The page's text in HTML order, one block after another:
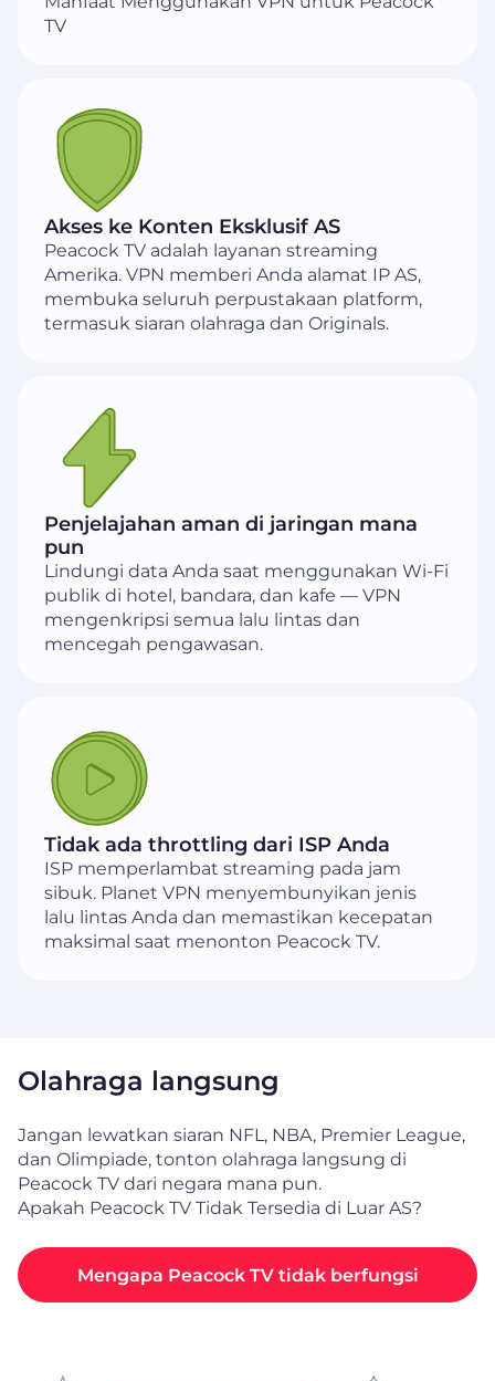
TV
Akses ke Konten Eksklusif AS
Peacock TV adalah layanan streaming
Amerika. VPN memberi Anda alamat IP AS,
membuka seluruh perpustakaan platform,
termasuk siaran olahraga dan Originals.
Penjelajahan aman di jaringan mana
pun
Lindungi data Anda saat menggunakan Wi-Fi
publik di hotel, bandara, dan kafe — VPN
mengenkripsi semua lalu lintas dan
mencegah pengawasan.
Tidak ada throttling dari ISP Anda
ISP memperlambat streaming pada jam
sibuk. Planet VPN menyembunyikan jenis
lalu lintas Anda dan memastikan kecepatan
maksimal saat menonton Peacock TV.
Olahraga langsung
Jangan lewatkan siaran NFL, NBA, Premier League,
dan Olimpiade, tonton olahraga langsung di
Peacock TV dari negara mana pun.
Apakah Peacock TV Tidak Tersedia di Luar AS?
Mengapa Peacock TV tidak berfungsi